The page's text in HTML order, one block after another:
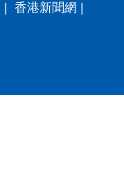
香港新聞網